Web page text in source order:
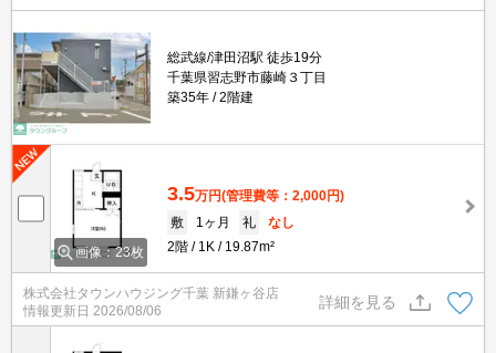
総武線/津田沼駅 徒歩19分
千葉県習志野市藤崎３丁目
築35年
2階建
画像：23枚
3.5万円(管理費等：2,000円)
敷
1ヶ月 礼
なし
2階
1K 19.87m²
株式会社タウンハウジング千葉 新鎌ヶ谷店
情報更新日 2026/08/06
詳細を見る